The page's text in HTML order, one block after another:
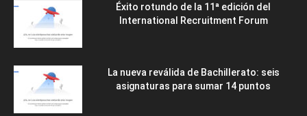
Éxito rotundo de la 11ª edición del
International Recruitment Forum
La nueva reválida de Bachillerato: seis
asignaturas para sumar 14 puntos